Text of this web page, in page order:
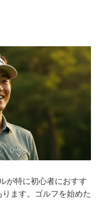
が特に初心者におすす
ます。ゴルフを始めた